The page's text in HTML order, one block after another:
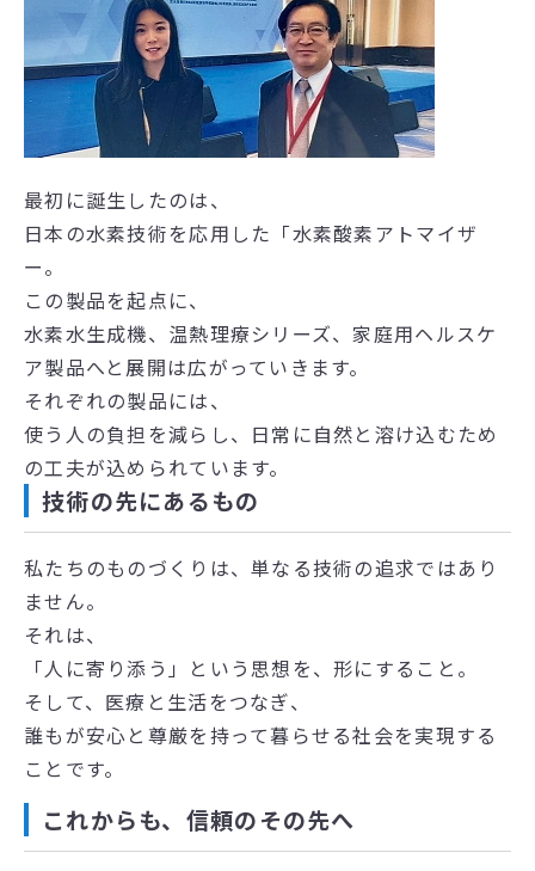
最初に誕生したのは、
日本の水素技術を応用した「水素酸素アトマイザ
ー。
この製品を起点に、
水素水生成機、温熱理療シリーズ、家庭用ヘルスケ
ア製品へと展開は広がっていきます。
それぞれの製品には、
使う人の負担を減らし、日常に自然と溶け込むため
の工夫が込められています。
技術の先にあるもの
私たちのものづくりは、単なる技術の追求ではあり
ません。
それは、
「人に寄り添う」という思想を、形にすること。
そして、医療と生活をつなぎ、
誰もが安心と尊厳を持って暮らせる社会を実現する
ことです。
これからも、信頼のその先へ